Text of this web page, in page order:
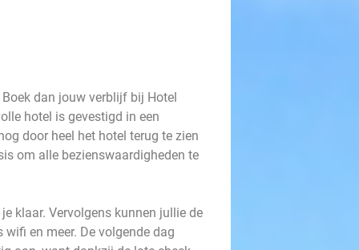
dan jouw verblijf bij Hotel
hotel is gevestigd in een
door heel het hotel terug te zien
om alle bezienswaardigheden te
klaar. Vervolgens kunnen jullie de
en meer. De volgende dag